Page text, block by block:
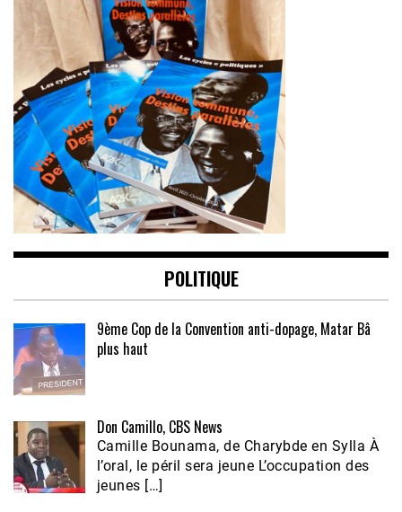
POLITIQUE
9ème Cop de la Convention anti-dopage, Matar Bâ
plus haut
Don Camillo, CBS News
Camille Bounama, de Charybde en Sylla À
l’oral, le péril sera jeune L’occupation des
jeunes […]